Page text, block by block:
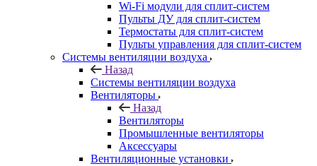
Wi-Fi модули для сплит-систем
Пульты ДУ для сплит-систем
Термостаты для сплит-систем
Пульты управления для сплит-систем
Системы вентиляции воздуха
Назад
Системы вентиляции воздуха
Вентиляторы
Назад
Вентиляторы
Промышленные вентиляторы
Аксессуары
Вентиляционные установки